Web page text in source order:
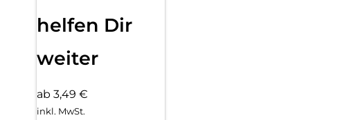
helfen Dir
weiter
ab 3,49 €
inkl. MwSt.